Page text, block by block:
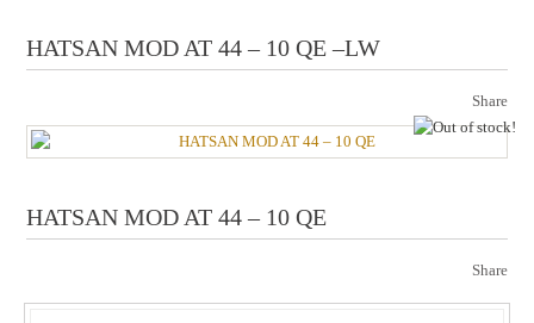
HATSAN MOD AT 44 – 10 QE –LW
Share
HATSAN MOD AT 44 – 10 QE
Share